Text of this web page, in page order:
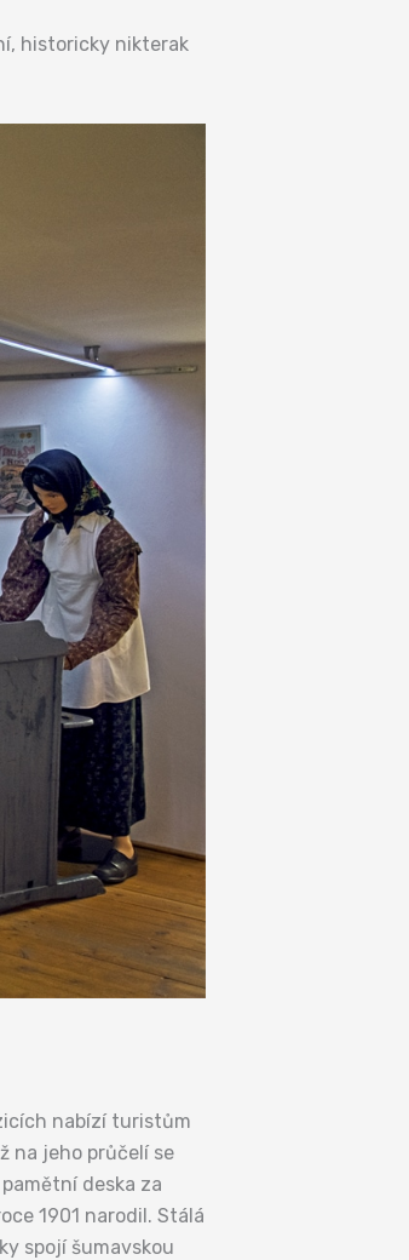
historicky nikterak
nabízí turistům
na jeho průčelí se
deska za
1901 narodil. Stálá
spojí šumavskou